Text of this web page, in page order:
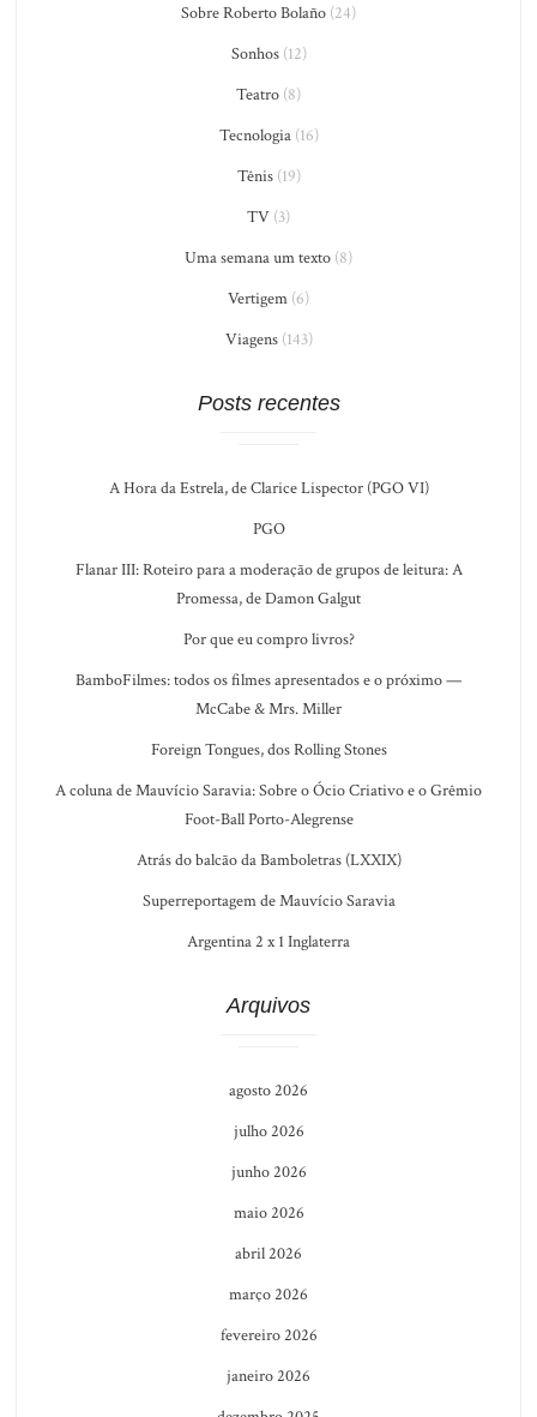
Sobre Roberto Bolaño (24)
Sonhos(12)
Teatro (8)
Tecnologia(16)
Tênis(19)
TV (3)
Uma semana um texto (8)
Vertigem (6)
Viagens(143)
Posts recentes
A Hora da Estrela, de Clarice Lispector (PGO VI)
PGO
Flanar III: Roteiro para a moderação de grupos de leitura: A
Promessa, de Damon Galgut
Por que eu compro livros?
BamboFilmes: todos os filmes apresentados e o próximo —
McCabe & Mrs. Miller
Foreign Tongues, dos Rolling Stones
A coluna de Mauvício Saravia: Sobre o Ócio Criativo e o Grêmio
Foot-Ball Porto-Alegrense
Atrás do balcão da Bamboletras (LXXIX)
Superreportagem de Mauvício Saravia
Argentina 2 x 1 Inglaterra
Arquivos
agosto 2026
julho 2026
junho 2026
maio 2026
abril 2026
março 2026
fevereiro 2026
janeiro 2026